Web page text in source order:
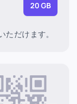
20 GB
だけます。